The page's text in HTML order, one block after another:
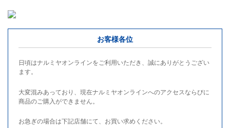
お客様各位
日頃はナルミヤオンラインをご利用いただき、誠にありがとうござい
ます。
大変混みあっており、現在ナルミヤオンラインへのアクセスならびに
商品のご購入ができません。
お急ぎの場合は下記店舗にて、お買い求めください。